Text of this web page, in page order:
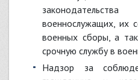
военнослужащих, их
военных сборы, а
срочную службу в
надзор за соблюдением прав и свобод